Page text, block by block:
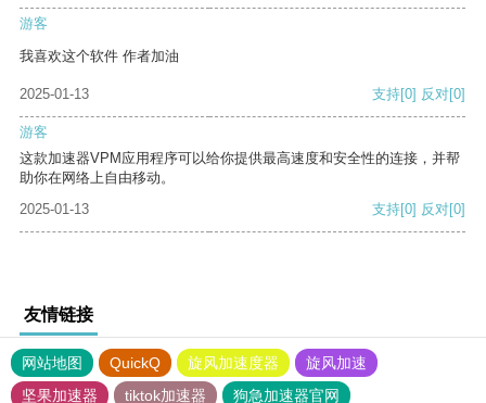
游客
我喜欢这个软件 作者加油
2025-01-13 支持[0] 反对[0]
游客
这款加速器VPM应用程序可以给你提供最高速度和安全性的连接，并帮
助你在网络上自由移动。
2025-01-13
支持[0] 反对[0]
友情链接
网站地图 QuickQ 旋风加速度器
旋风加速
坚果加速器
tiktok加速器
狗急加速器官网